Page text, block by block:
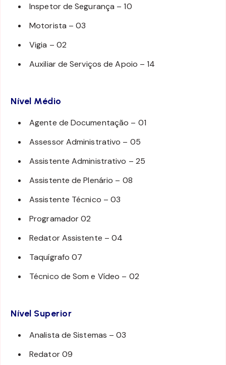
Inspetor de Segurança – 10
Motorista – 03
Vigia – 02
Auxiliar de Serviços de Apoio – 14
Nível Médio
Agente de Documentação – 01
Assessor Administrativo – 05
Assistente Administrativo – 25
Assistente de Plenário – 08
Assistente Técnico – 03
Programador 02
Redator Assistente – 04
Taquígrafo 07
Técnico de Som e Vídeo – 02
Nível Superior
Analista de Sistemas – 03
Redator 09